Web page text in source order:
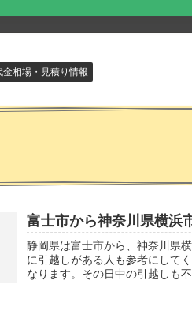
相場・見積り情報
富士市から神奈川県横浜
静岡県は富士市から、神奈川県
に引越しがある人も参考にして
なります。その日中の引越しも